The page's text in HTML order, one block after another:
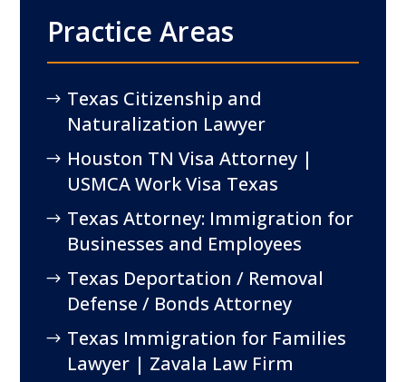
Practice Areas
Texas Citizenship and
Naturalization Lawyer
Houston TN Visa Attorney |
USMCA Work Visa Texas
Texas Attorney: Immigration for
Businesses and Employees
Texas Deportation / Removal
Defense / Bonds Attorney
Texas Immigration for Families
Lawyer | Zavala Law Firm